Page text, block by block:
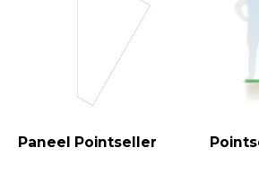
Paneel Pointseller